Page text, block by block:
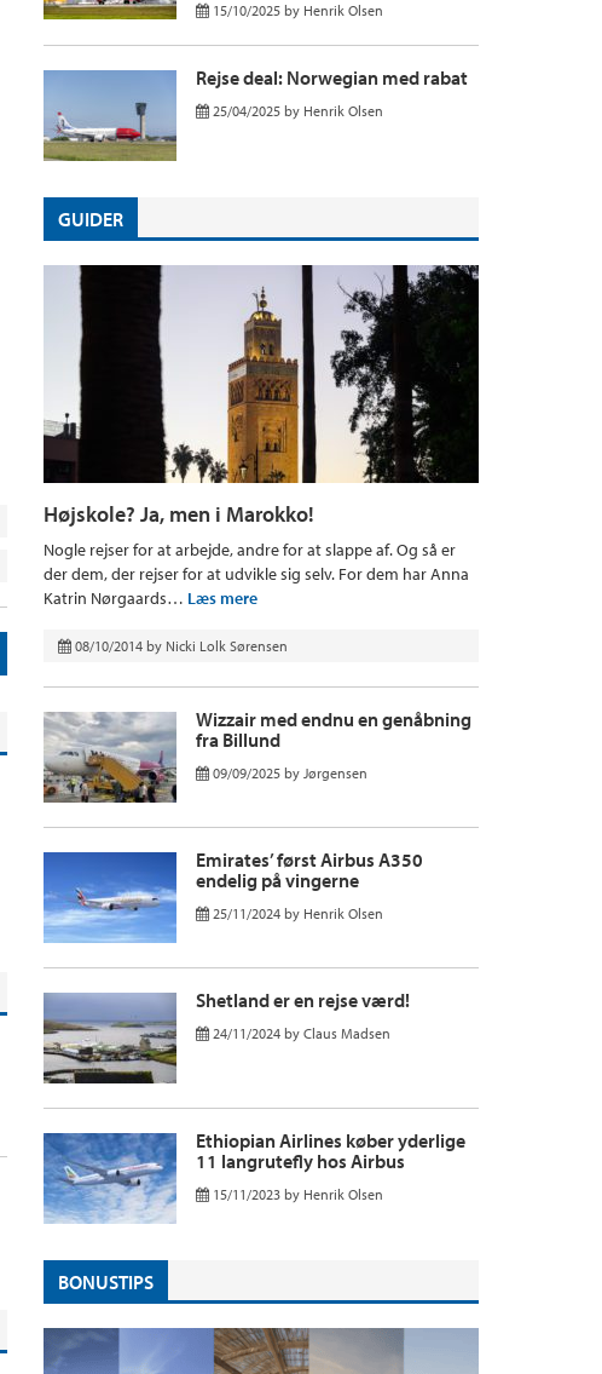
15/10/2025 by Henrik Olsen
Rejse deal: Norwegian med rabat
25/04/2025 by Henrik Olsen
GUIDER
Højskole? Ja, men i Marokko!
Nogle rejser for at arbejde, andre for at slappe af. Og så er
der dem, der rejser for at udvikle sig selv. For dem har Anna
Katrin Nørgaards… Læs mere
08/10/2014 by Nicki Lolk Sørensen
Wizzair med endnu en genåbning
fra Billund
09/09/2025 by Jørgensen
Emirates’ først Airbus A350
endelig på vingerne
25/11/2024 by Henrik Olsen
Shetland er en rejse værd!
24/11/2024 by Claus Madsen
Ethiopian Airlines køber yderlige
11 langrutefly hos Airbus
15/11/2023 by Henrik Olsen
BONUSTIPS